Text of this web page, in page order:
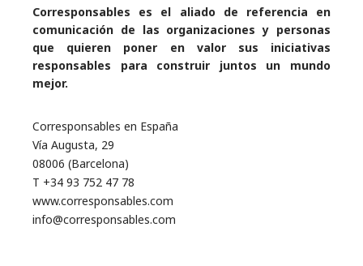
Corresponsables es el aliado de referencia en
comunicación de las organizaciones y personas
que quieren poner en valor sus iniciativas
responsables para construir juntos un mundo
mejor.
Corresponsables en España
Vía Augusta, 29
08006 (Barcelona)
T +34 93 752 47 78
www.corresponsables.com
info@corresponsables.com